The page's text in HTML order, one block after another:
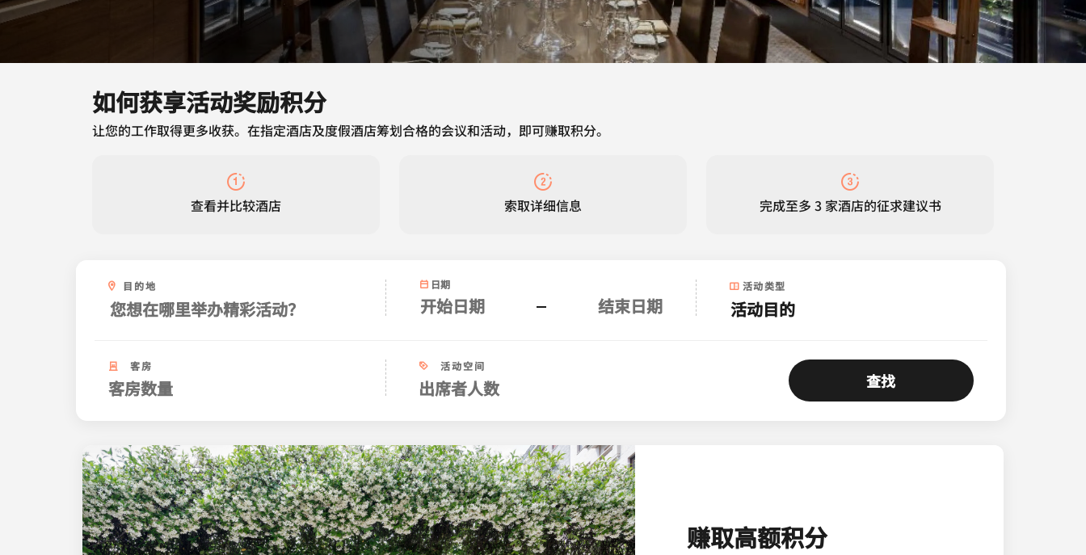
如何获享活动奖励积分
让您的工作取得更多收获。在指定酒店及度假酒店筹划合格的会议和活动，即可赚取积分。
查看并比较酒店 索取详细信息 完成至多 3 家酒店的征求建议书
目的地 日期 活动类型
客房 活动空间
查找
赚取高额积分